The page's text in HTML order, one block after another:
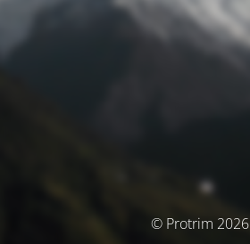
© Protrim 2026